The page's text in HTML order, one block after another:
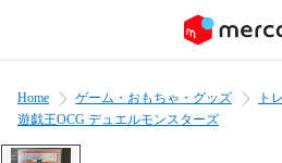
Home ゲーム・おもちゃ・グッズ
ト
遊戯王OCG デュエルモンスターズ